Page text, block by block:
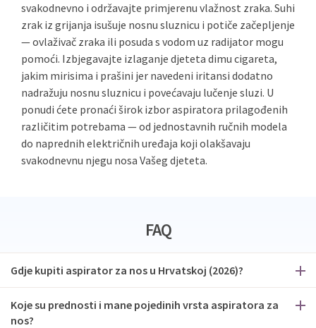
svakodnevno i održavajte primjerenu vlažnost zraka. Suhi
zrak iz grijanja isušuje nosnu sluznicu i potiče začepljenje
— ovlaživač zraka ili posuda s vodom uz radijator mogu
pomoći. Izbjegavajte izlaganje djeteta dimu cigareta,
jakim mirisima i prašini jer navedeni iritansi dodatno
nadražuju nosnu sluznicu i povećavaju lučenje sluzi. U
ponudi ćete pronaći širok izbor aspiratora prilagođenih
različitim potrebama — od jednostavnih ručnih modela
do naprednih električnih uređaja koji olakšavaju
svakodnevnu njegu nosa Vašeg djeteta.
FAQ
Gdje kupiti aspirator za nos u Hrvatskoj (2026)?
Koje su prednosti i mane pojedinih vrsta aspiratora za
nos?